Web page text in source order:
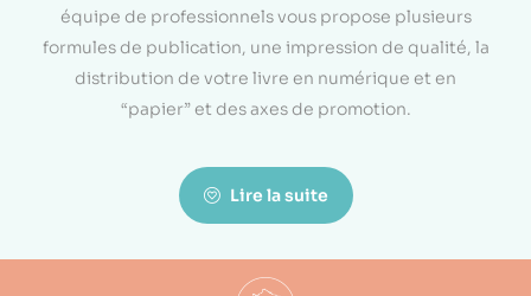
équipe de professionnels vous propose plusieurs
formules de publication, une impression de qualité, la
distribution de votre livre en numérique et en
“papier” et des axes de promotion.
Lire la suite